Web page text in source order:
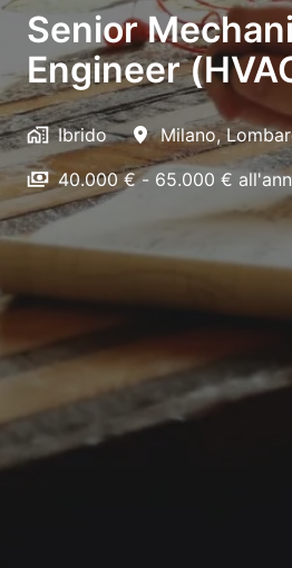
Senior
Engineer
Ibrido Milano,
40.000 € - 65.000 €